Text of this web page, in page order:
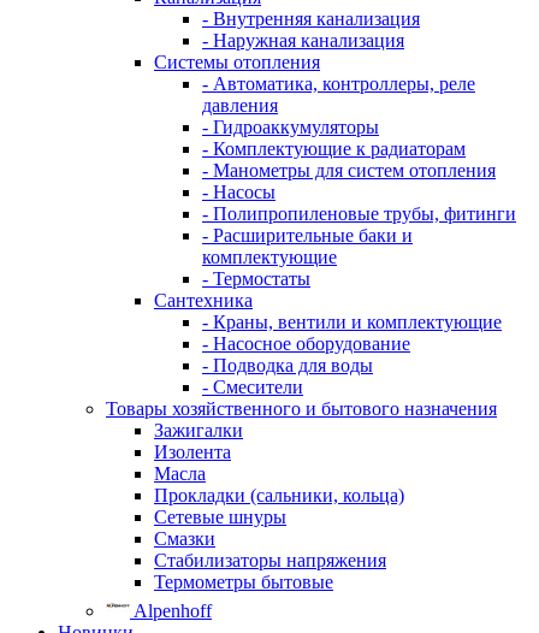
- Внутренняя канализация
- Наружная канализация
Системы отопления
- Автоматика, контроллеры, реле
давления
- Гидроаккумуляторы
- Комплектующие к радиаторам
- Манометры для систем отопления
- Насосы
- Полипропиленовые трубы, фитинги
- Расширительные баки и
комплектующие
- Термостаты
Сантехника
- Краны, вентили и комплектующие
- Насосное оборудование
- Подводка для воды
- Смесители
Товары хозяйственного и бытового назначения
Зажигалки
Изолента
Масла
Прокладки (сальники, кольца)
Сетевые шнуры
Смазки
Стабилизаторы напряжения
Термометры бытовые
Alpenhoff